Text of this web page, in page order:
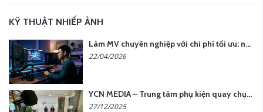
KỸ THUẬT NHIẾP ẢNH
Làm MV chuyên nghiệp với chi phí tối ưu: nên chọn quay thực tế hay video AI?
22/04/2026
YCN MEDIA – Trung tâm phụ kiện quay chụp tại Hà Nội
27/12/2025